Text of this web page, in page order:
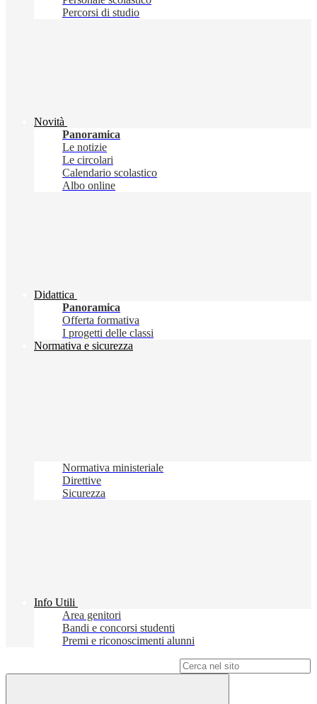
Percorsi di studio
Novità
Panoramica
Le notizie
Le circolari
Calendario scolastico
Albo online
Didattica
Panoramica
Offerta formativa
I progetti delle classi
Normativa e sicurezza
Normativa ministeriale
Direttive
Sicurezza
Info Utili
Area genitori
Bandi e concorsi studenti
Premi e riconoscimenti alunni